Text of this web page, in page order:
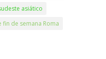
asiático
fin de semana Roma